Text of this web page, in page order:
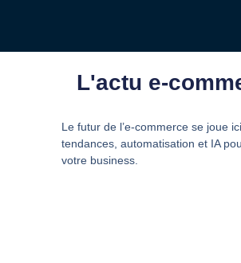
L'actu e-
Le futur de l’e-commerce se joue
tendances, automatisation et IA
votre business.